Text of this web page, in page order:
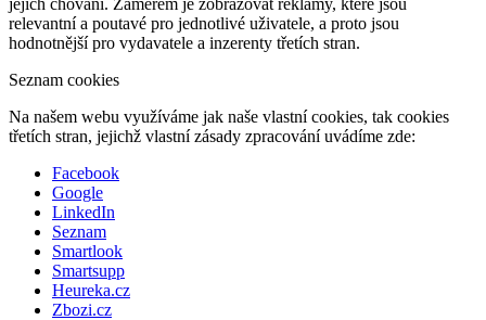
jejich chování. Záměrem je zobrazovat reklamy, které jsou
relevantní a poutavé pro jednotlivé uživatele, a proto jsou
hodnotnější pro vydavatele a inzerenty třetích stran.
Seznam cookies
Na našem webu využíváme jak naše vlastní cookies, tak cookies
třetích stran, jejichž vlastní zásady zpracování uvádíme zde:
Facebook
Google
LinkedIn
Seznam
Smartlook
Smartsupp
Heureka.cz
Zbozi.cz